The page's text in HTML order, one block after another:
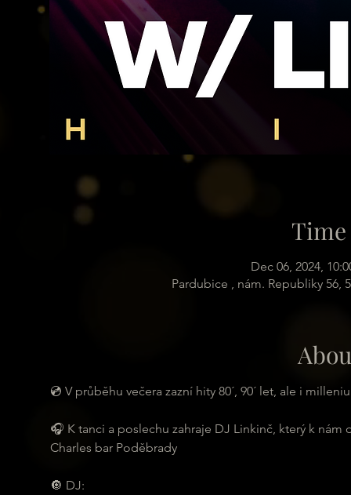
Dec 06, 2024,
Pardubice , nám. Republiky 56,
💿 V průběhu večera zazní hity 80´, 90´ let, ale i
🎧 K tanci a poslechu zahraje DJ Linkinč, který k
Charles bar Poděbrady
🔘 DJ: